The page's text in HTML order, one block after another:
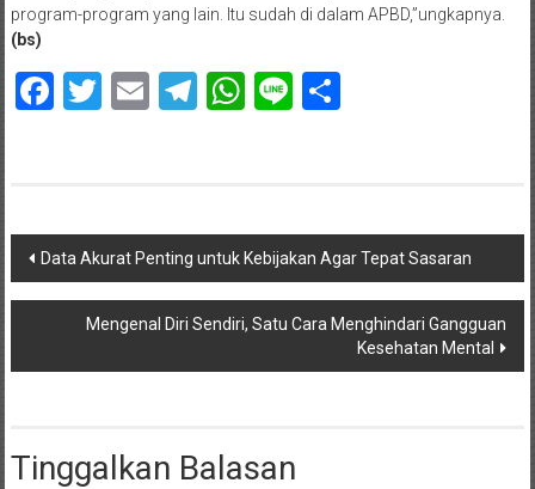
program-program yang lain. Itu sudah di dalam APBD,”ungkapnya.
(bs)
Facebook
Twitter
EmailTelegram
WhatsApp
LineShare
Navigasi
pos
Data Akurat Penting untuk Kebijakan Agar Tepat Sasaran
Mengenal Diri Sendiri, Satu Cara Menghindari Gangguan
Kesehatan Mental
Tinggalkan Balasan